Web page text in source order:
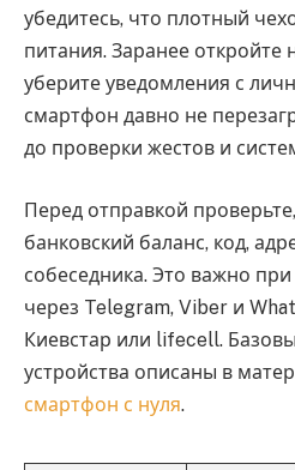
убедитесь, что плотный
питания. Заранее откройте
уберите уведомления с
смартфон давно не
до проверки жестов и
Перед отправкой
банковский баланс, код,
собеседника. Это важно
через Telegram, Viber и
Киевстар или lifecell.
устройства описаны в
смартфон с нуля.